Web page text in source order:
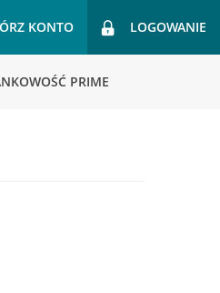
KONTO LOGOWANIE
PRIME